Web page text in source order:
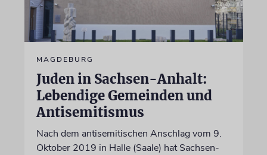
MAGDEBURG
Juden in Sachsen-Anhalt:
Lebendige Gemeinden und
Antisemitismus
Nach dem antisemitischen Anschlag vom 9.
Oktober 2019 in Halle (Saale) hat Sachsen-